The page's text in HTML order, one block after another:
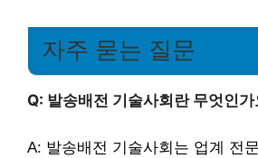
자주 묻는 질문
Q: 발송배전 기술사회란 무엇인가
A: 발송배전 기술사회는 업계 전